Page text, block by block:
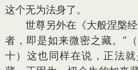
这个无为法身了。
世尊另外在《大般涅槃经
者，即是如来微密之藏。”
十）这也同样在说，正法